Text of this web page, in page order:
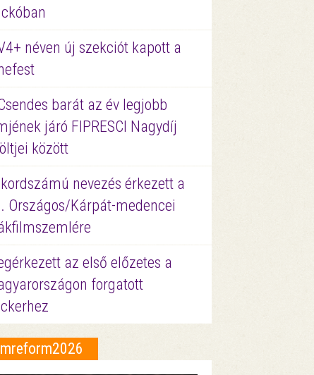
néven új szekciót kapott a
barát az év legjobb
járó FIPRESCI Nagydíj
között
nevezés érkezett a
Országos/Kárpát-medencei
az első előzetes a
forgatott